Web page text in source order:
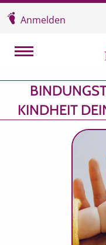
Überspringen und zum
Anmelden
MENU
KINDHEIT